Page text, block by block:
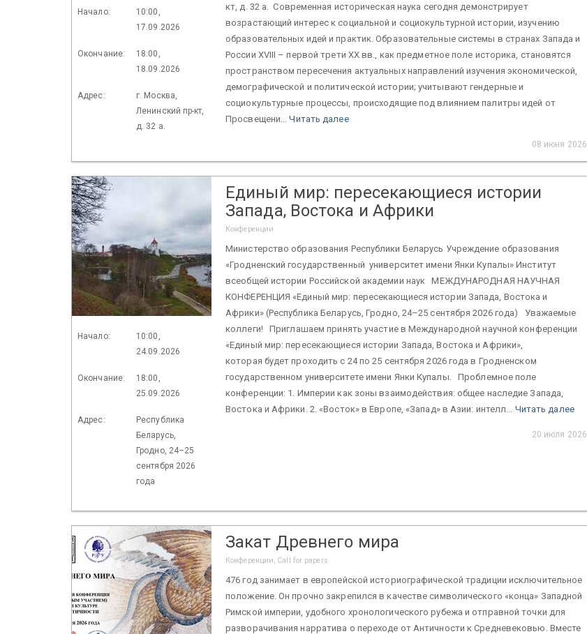
Начало:
10:00,
17.09.2026
Окончание:
18:00,
18.09.2026
Адрес:
г. Москва,
Ленинский пр-кт,
д. 32 а.
кт, д. 32 а. Современная историческая наука сегодня демонстрирует
возрастающий интерес к социальной и социокультурной истории, изучению
образовательных идей и практик. Образовательные системы в странах Запада и
России XVIII – первой трети XX вв., как предметное поле историка, становятся
пространством пересечения актуальных направлений изучения экономической,
демографической и политической истории; учитывают гендерные и
социокультурные процессы, происходящие под влиянием палитры идей от
Просвещени...Читать далее
08 июня 2026
Начало:
10:00,
24.09.2026
Окончание:
18:00,
25.09.2026
Адрес:
Республика
Беларусь,
Гродно, 24–25
сентября 2026
года
Единый мир: пересекающиеся истории
Запада, Востока и Африки
Конференции
Министерство образования Республики Беларусь Учреждение образования
«Гродненский государственный университет имени Янки Купалы» Институт
всеобщей истории Российской академии наук МЕЖДУНАРОДНАЯ НАУЧНАЯ
КОНФЕРЕНЦИЯ «Единый мир: пересекающиеся истории Запада, Востока и
Африки» (Республика Беларусь, Гродно, 24–25 сентября 2026 года) Уважаемые
коллеги! Приглашаем принять участие в Международной научной конференции
«Единый мир: пересекающиеся истории Запада, Востока и Африки»,
которая будет проходить с 24 по 25 сентября 2026 года в Гродненском
государственном университете имени Янки Купалы. Проблемное поле
конференции: 1. Империи как зоны взаимодействия: общее наследие Запада,
Востока и Африки. 2. «Восток» в Европе, «Запад» в Азии: интелл... Читать далее
20 июля 2026
Закат Древнего мира
Конференции, Call for papers
476 год занимает в европейской историографической традиции исключительное
положение. Он прочно закрепился в качестве символического «конца» Западной
Римской империи, удобного хронологического рубежа и отправной точки для
разворачивания нарратива о переходе от Античности к Средневековью. Вместе